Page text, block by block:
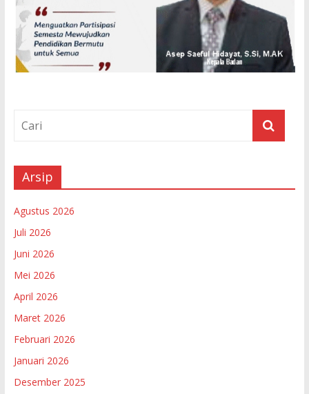
Arsip
Agustus 2026
Juli 2026
Juni 2026
Mei 2026
April 2026
Maret 2026
Februari 2026
Januari 2026
Desember 2025